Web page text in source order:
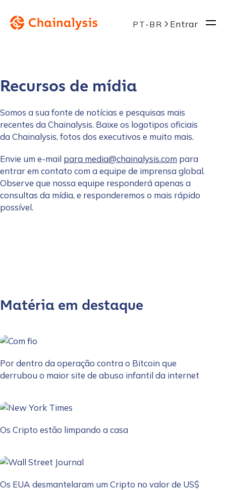
PT-BR Entrar
Recursos de mídia
Somos a sua fonte de notícias e pesquisas mais
recentes da Chainalysis. Baixe os logotipos oficiais
da Chainalysis, fotos dos executivos e muito mais.
Envie um e-mail para media@chainalysis.com para
entrar em contato com a equipe de imprensa global.
Observe que nossa equipe responderá apenas a
consultas da mídia, e responderemos o mais rápido
possível.
Matéria em destaque
Por dentro da operação contra o Bitcoin que
derrubou o maior site de abuso infantil da internet
Os Cripto estão limpando a casa
Os EUA desmantelaram um Cripto no valor de US$